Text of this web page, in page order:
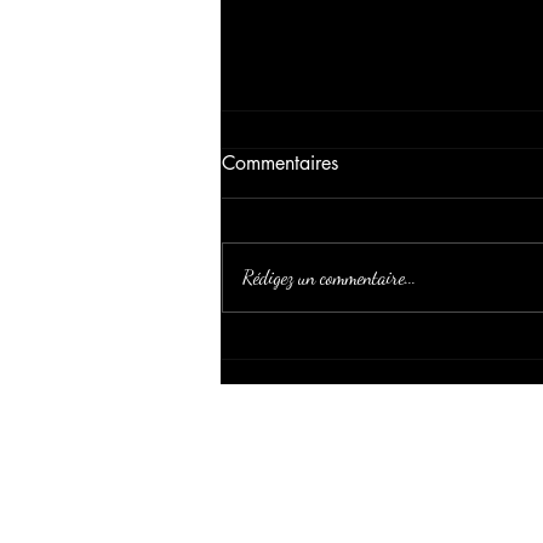
MAGAZINE
Commentaires
Rédigez un commentaire...